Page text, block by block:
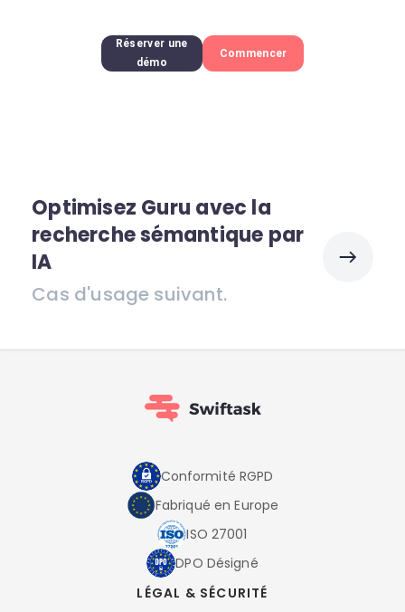
Réserver une
démo
Commencer
Optimisez Guru avec la
recherche sémantique par
IA
Cas d'usage suivant.
Conformité RGPD
Fabriqué en Europe
ISO 27001
DPO Désigné
LÉGAL & SÉCURITÉ